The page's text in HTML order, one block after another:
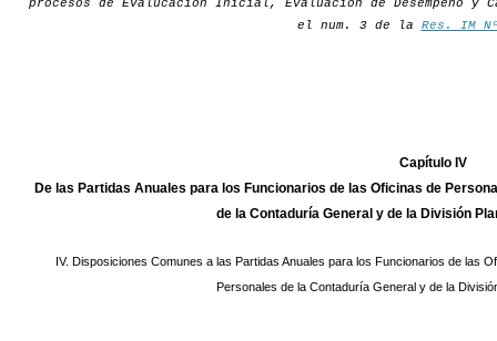
procesos de Evalucación Inicial, Evaluación de Desempeño
el num. 3 de la Res. IM
Capítulo IV
De las Partidas Anuales para los Funcionarios de las Oficinas de
de la Contaduría General y de la División
IV. Disposiciones Comunes a las Partidas Anuales para los Funcionarios de las
Personales de la Contaduría General y de la